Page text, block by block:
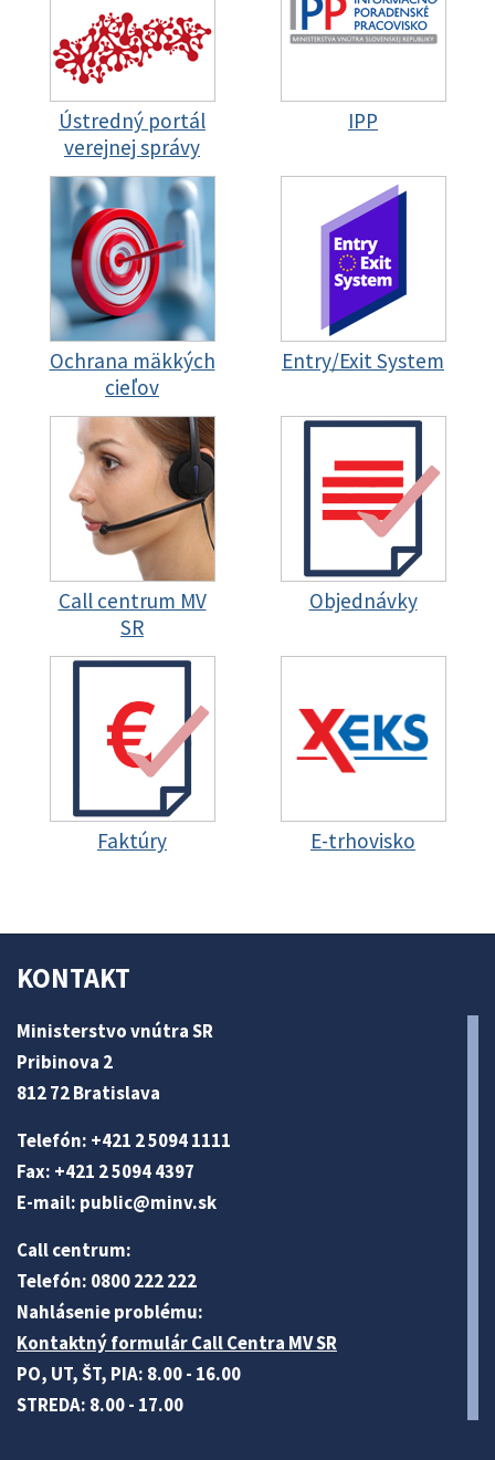
Ústredný portál
verejnej správy
IPP
Ochrana mäkkých
cieľov
Entry/Exit System
Call centrum MV
SR
Objednávky
Faktúry E-trhovisko
KONTAKT
Ministerstvo vnútra SR
Pribinova 2
812 72 Bratislava
Telefón: +421 2 5094 1111
Fax: +421 2 5094 4397
E-mail: public@minv.sk
Call centrum:
Telefón: 0800 222 222
Nahlásenie problému:
Kontaktný formulár Call Centra MV SR
PO, UT, ŠT, PIA: 8.00 - 16.00
STREDA: 8.00 - 17.00